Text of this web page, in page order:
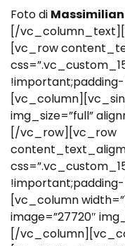
Foto di
[/
[vc_row
img_size=”full”
[/vc_row][vc_row
[vc_column
image=”27720″
[/